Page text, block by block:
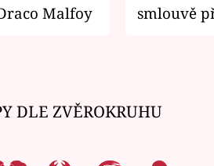
Malfoy
smlouvě
DLE ZVĚROKRUHU